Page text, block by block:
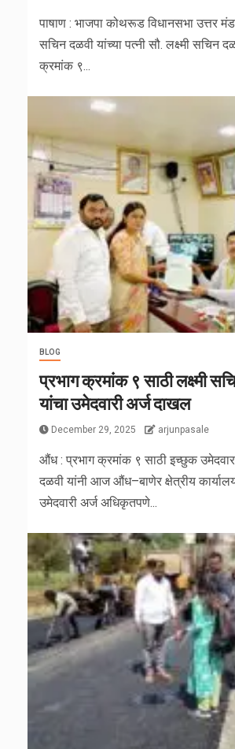
पाषाण : भाजपा कोथरूड विधानसभा उत्तर
सचिन दळवी यांच्या पत्नी सौ. लक्ष्मी सचिन
क्रमांक ९...
BLOG
प्रभाग क्रमांक ९ साठी लक्ष्मी
यांचा उमेदवारी अर्ज दाखल
December 29, 2025 arjunpasale
औंध : प्रभाग क्रमांक ९ साठी इच्छुक उमेदवार
दळवी यांनी आज औंध–बाणेर क्षेत्रीय
उमेदवारी अर्ज अधिकृतपणे...